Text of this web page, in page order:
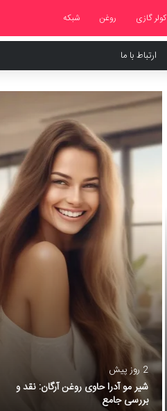
کولر گازی روغن شبکه
ارتباط با ما
2 روز پیش
شیر مو آدرا حاوی روغن آرگان: نقد و
بررسی جامع